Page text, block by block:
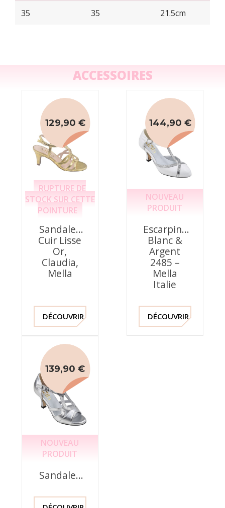
35 35 21.5cm
ACCESSOIRES
RUPTURE DE
STOCK SUR CETTE
POINTURE
Sandales
Cuir Lisse
Or,
Claudia,
Mella
129,90 €
DÉCOUVRIR !
NOUVEAU
PRODUIT
Escarpins
Blanc &
Argent
2485 –
Mella
Italie
144,90 €
DÉCOUVRIR !
NOUVEAU
PRODUIT
Sandales
Argent
139,90 €